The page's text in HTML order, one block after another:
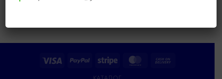
Visa PayPal Stripe MasterCard